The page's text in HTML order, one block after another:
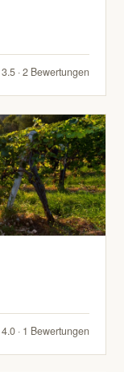
3.5 · 2 Bewertungen
4.0 · 1 Bewertungen